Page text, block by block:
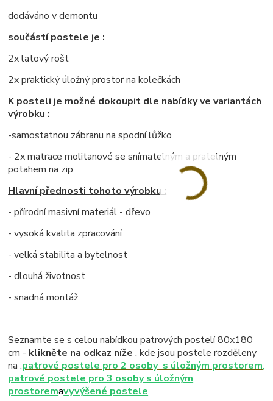
dodáváno v demontu
součástí postele je :
2x latový rošt
2x praktický úložný prostor na kolečkách
K posteli je možné dokoupit dle nabídky ve variantách
výrobku :
-samostatnou zábranu na spodní lůžko
- 2x matrace molitanové se snímatelným a pratelným
potahem na zip
Hlavní přednosti tohoto výrobku :
- přírodní masivní materiál - dřevo
- vysoká kvalita zpracování
- velká stabilita a bytelnost
- dlouhá životnost
- snadná montáž
Seznamte se s celou nabídkou patrových postelí 80x180
cm - klikněte na odkaz níže , kde jsou postele rozděleny
na :patrové postele pro 2 osoby s úložným prostorem,
patrové postele pro 3 osoby s úložným
prostoremavyvýšené postele